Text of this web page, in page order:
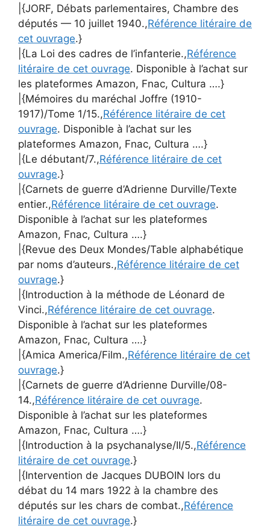
|{JORF, Débats parlementaires, Chambre des
députés — 10 juillet 1940.,Référence litéraire de
cet ouvrage.}
|{La Loi des cadres de l’infanterie.,Référence
litéraire de cet ouvrage. Disponible à l’achat sur
les plateformes Amazon, Fnac, Cultura ….}
|{Mémoires du maréchal Joffre (1910-
1917)/Tome 1/15.,Référence litéraire de cet
ouvrage. Disponible à l’achat sur les
plateformes Amazon, Fnac, Cultura ….}
|{Le débutant/7.,Référence litéraire de cet
ouvrage.}
|{Carnets de guerre d’Adrienne Durville/Texte
entier.,Référence litéraire de cet ouvrage.
Disponible à l’achat sur les plateformes
Amazon, Fnac, Cultura ….}
|{Revue des Deux Mondes/Table alphabétique
par noms d’auteurs.,Référence litéraire de cet
ouvrage.}
|{Introduction à la méthode de Léonard de
Vinci.,Référence litéraire de cet ouvrage.
Disponible à l’achat sur les plateformes
Amazon, Fnac, Cultura ….}
|{Amica America/Film.,Référence litéraire de cet
ouvrage.}
|{Carnets de guerre d’Adrienne Durville/08-
14.,Référence litéraire de cet ouvrage.
Disponible à l’achat sur les plateformes
Amazon, Fnac, Cultura ….}
|{Introduction à la psychanalyse/II/5.,Référence
litéraire de cet ouvrage.}
|{Intervention de Jacques DUBOIN lors du
débat du 14 mars 1922 à la chambre des
députés sur les chars de combat.,Référence
litéraire de cet ouvrage.}